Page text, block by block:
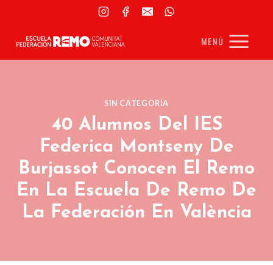
MENÚ
SIN CATEGORÍA
40 Alumnos Del IES
Federica Montseny De
Burjassot Conocen El Remo
En La Escuela De Remo De
La Federación En València